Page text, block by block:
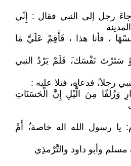
رجل إلى النبي فقال : إِنِّي
، فأنا هذا ، فَأَقِمْ عَلَيَّ مَا
سَتَرْتَ نَفْسَك،َ فَلَمْ يَرْدُ النبي
رجلا،ً فدعاه، فتلا عليه :
وَزُلَفًا مِنَ الَّيْلِ إِنَّ الْحَسَنَاتِ
يا رسول الله اله خاصة،ٌ أَمْ
وأبو داود والتَّرْمذِي